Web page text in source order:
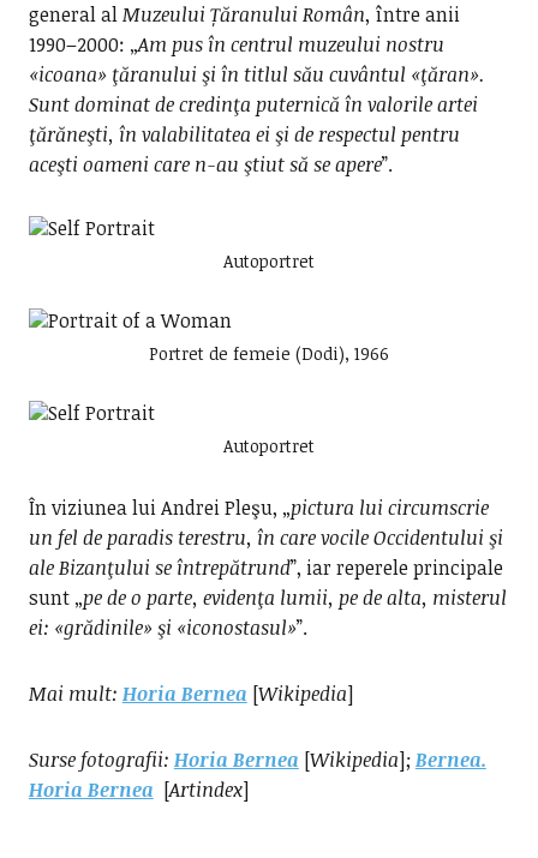
general alMuzeului Țăranului Român, între anii
1990–2000: „Am pus în centrul muzeului nostru
«icoana» ţăranului şi în titlul său cuvântul «ţăran».
Sunt dominat de credinţa puternică în valorile artei
ţărăneşti, în valabilitatea ei şi de respectul pentru
aceşti oameni care n-au ştiut să se apere”.
Autoportret
Portret de femeie (Dodi), 1966
Autoportret
În viziunea lui Andrei Pleşu, „pictura lui circumscrie
un fel de paradis terestru, în care vocile Occidentului şi
ale Bizanţului se întrepătrund”, iar reperele principale
sunt „pe de o parte, evidenţa lumii, pe de alta, misterul
ei: «grădinile» şi «iconostasul»”.
Mai mult: Horia Bernea [Wikipedia]
Surse fotografii: Horia Bernea [Wikipedia];Bernea.
Horia Bernea [Artindex]